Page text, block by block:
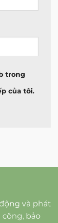
trong
của tôi.
và phát
bảo